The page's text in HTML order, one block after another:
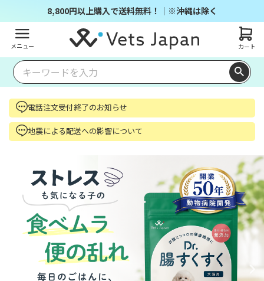
8,800円以上購入で送料無料！｜※沖縄は除く
メニュー カート
電話注文受付終了のお知らせ
地震による配送への影響について